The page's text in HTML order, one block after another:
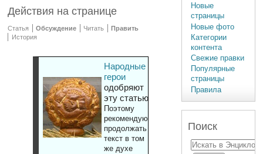
Действия на странице
Статья Обсуждение Читать
Править
История
Народные
герои
одобряют
эту статью
Поэтому
рекомендуют
продолжать
текст в том
же духе
Новые
страницы
Новые фото
Категории
контента
Свежие правки
Популярные
страницы
Правила
Поиск